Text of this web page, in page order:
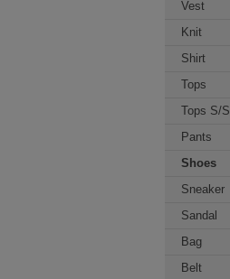
Vest
Knit
Shirt
Tops
Tops S/S
Pants
Shoes
Sneaker
Sandal
Bag
Belt